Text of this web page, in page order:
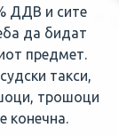
ДДВ и сите
да бидат
предмет.
такси,
трошоци
конечна.